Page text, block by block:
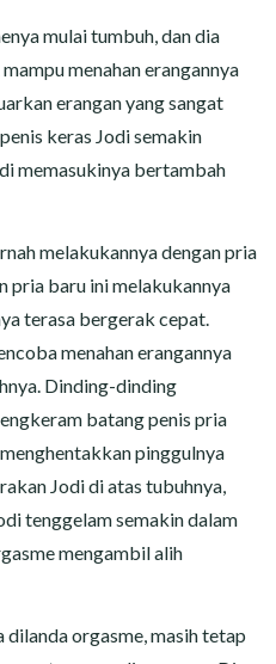
mulai tumbuh, dan dia
menahan erangannya
erangan yang sangat
keras Jodi semakin
memasukinya bertambah
melakukannya dengan pria
pria baru ini melakukannya
terasa bergerak cepat.
menahan erangannya
Dinding-dinding
batang penis pria
pinggulnya
Jodi di atas tubuhnya,
tenggelam semakin dalam
mengambil alih
dilanda orgasme, masih tetap